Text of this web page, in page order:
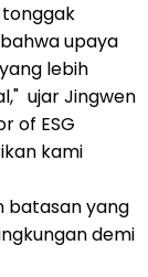
tonggak
upaya
lebih
ujar Jingwen
of ESG
kami
batasan yang
demi